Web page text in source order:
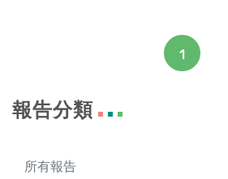
報告分類
所有報告
1